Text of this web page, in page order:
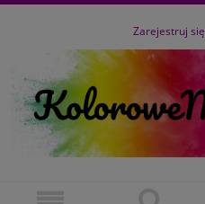
Zarejestruj się